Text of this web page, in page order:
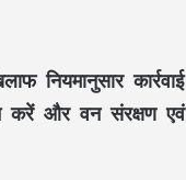
नियमानुसार कार्रवाई
करें और वन संरक्षण एवं
ग्रामीण की मौत;
जंगली हाथी